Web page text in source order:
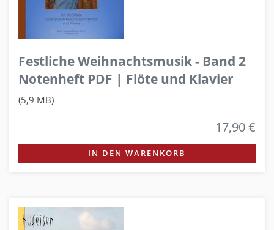
Festliche Weihnachtsmusik - Band 2
Notenheft PDF | Flöte und Klavier
(5,9 MB)
17,90 €
IN DEN WARENKORB